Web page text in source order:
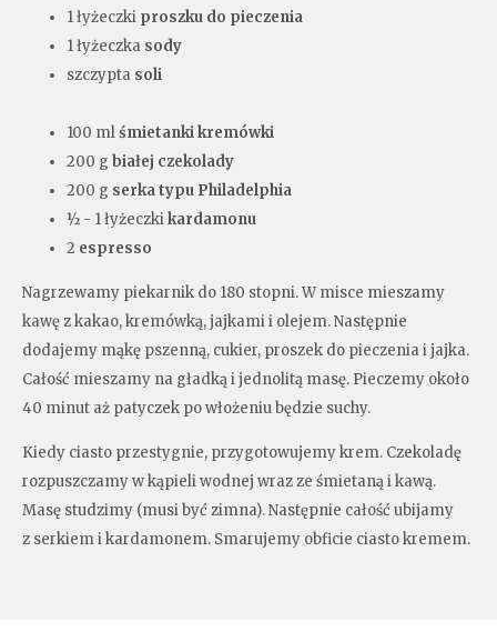
1 łyżeczki proszku do pieczenia
1 łyżeczka sody
szczypta soli
100 mlśmietanki kremówki
200 g białej czekolady
200 g serka typu Philadelphia
½ - 1 łyżeczkikardamonu
2 espresso
Nagrzewamy piekarnik do 180 stopni. W misce mieszamy
kawę z kakao, kremówką, jajkami i olejem. Następnie
dodajemy mąkę pszenną, cukier, proszek do pieczenia i jajka.
Całość mieszamy na gładką i jednolitą masę. Pieczemy około
40 minut aż patyczek po włożeniu będzie suchy.
Kiedy ciasto przestygnie, przygotowujemy krem. Czekoladę
rozpuszczamy w kąpieli wodnej wraz ze śmietaną i kawą.
Masę studzimy (musi być zimna). Następnie całość ubijamy
z serkiem i kardamonem. Smarujemy obficie ciasto kremem.